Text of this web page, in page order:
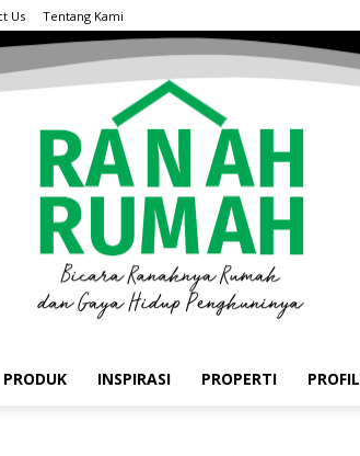
Us Tentang Kami
PRODUK INSPIRASI PROPERTI PROFIL